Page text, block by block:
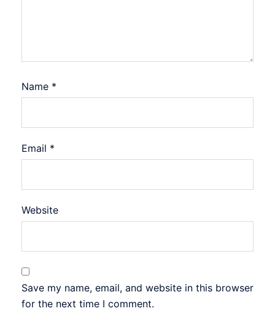
Name *
Email *
Website
Save my name, email, and website in this browser
for the next time I comment.